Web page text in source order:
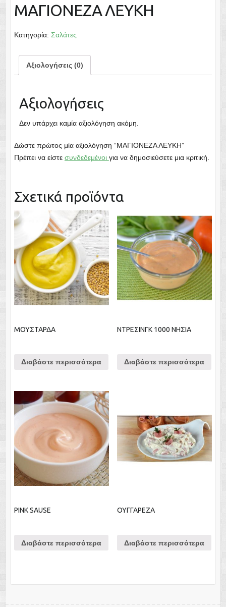
ΜΑΓΙΟΝΕΖΑ ΛΕΥΚΗ
Κατηγορία: Σαλάτες
Αξιολογήσεις (0)
Αξιολογήσεις
Δεν υπάρχει καμία αξιολόγηση ακόμη.
Δώστε πρώτος μία αξιολόγηση “ΜΑΓΙΟΝΕΖΑ ΛΕΥΚΗ”
Πρέπει να είστε συνδεδεμένοι για να δημοσιεύσετε μια κριτική.
Σχετικά προϊόντα
ΜΟΥΣΤΑΡΔΑ
Διαβάστε περισσότερα
ΝΤΡΕΣΙΝΓΚ 1000 ΝΗΣΙΑ
Διαβάστε περισσότερα
PINK SAUSE
Διαβάστε περισσότερα
ΟΥΓΓΑΡΕΖΑ
Διαβάστε περισσότερα